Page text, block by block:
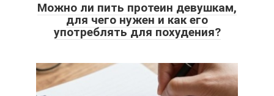
Можно ли пить протеин девушкам,
для чего нужен и как его
употреблять для похудения?